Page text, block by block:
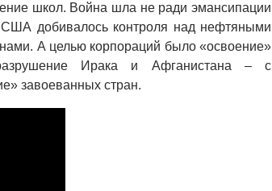
школ. Война шла не ради эмансипации
добивалось контроля над нефтяными
А целью корпораций было «освоение»
Ирака и Афганистана – с
завоеванных стран.